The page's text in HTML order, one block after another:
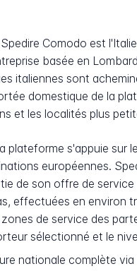
Comodo est
basée en
italiennes sont
domestique de la
et les localités plus
plateforme s'appuie sur
européennes.
de son offre de
effectuées en environ
de service des
sélectionné et le
nationale complète